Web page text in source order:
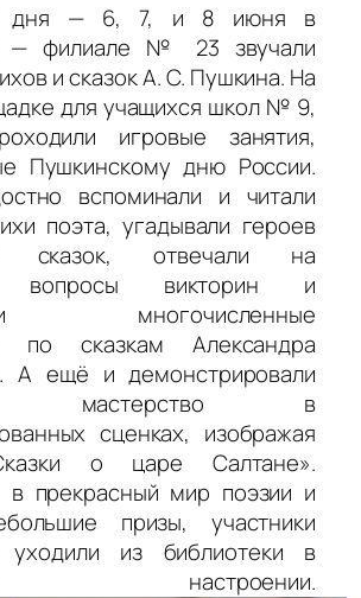
дня — 6, 7, и 8 июня в
— филиале № 23 звучали
и сказок А. С. Пушкина. На
для учащихся школ № 9,
игровые занятия,
Пушкинскому дню России.
вспоминали и читали
поэта, угадывали героев
сказок, отвечали на
вопросы викторин и
многочисленные
по сказкам Александра
А ещё и демонстрировали
мастерство в
сценках, изображая
о царе Салтане».
в прекрасный мир поэзии и
призы, участники
уходили из библиотеки в
настроении.